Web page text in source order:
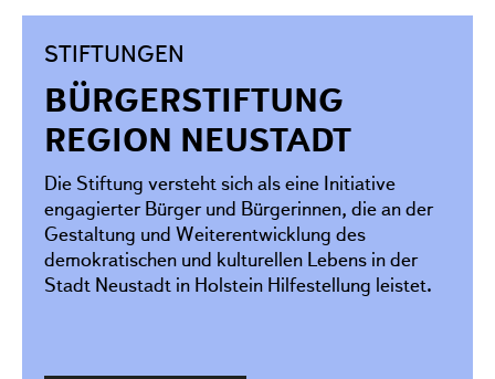
STIFTUNGEN
BÜRGERSTIFTUNG
REGION NEUSTADT
Die Stiftung versteht sich als eine Initiative
engagierter Bürger und Bürgerinnen, die an der
Gestaltung und Weiterentwicklung des
demokratischen und kulturellen Lebens in der
Stadt Neustadt in Holstein Hilfestellung leistet.